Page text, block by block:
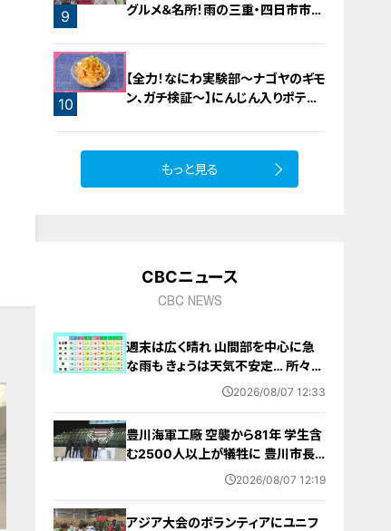
9
グルメ＆名所！雨の三重・四日市市で
10
【全力！なにわ実験部～ナゴヤのギモ
ン、ガチ検証～】にんじん入りポテト
もっと見る
CBCニュース
CBC NEWS
週末は広く晴れ 山間部を中心に急
な雨も きょうは天気不安定… 所々で
雨予想 愛知･名古屋･岐阜･三重の天
2026/08/07 12:33
豊川海軍工廠 空襲から81年 学生含
む2500人以上が犠牲に 豊川市長
｢恒久平和に向けて全力を尽くす｣ 平
2026/08/07 12:19
アジア大会のボランティアにユニフ